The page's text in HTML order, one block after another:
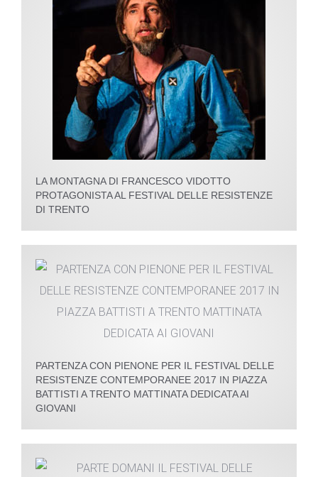
LA MONTAGNA DI FRANCESCO VIDOTTO
PROTAGONISTA AL FESTIVAL DELLE RESISTENZE
DI TRENTO
PARTENZA CON PIENONE PER IL FESTIVAL DELLE
RESISTENZE CONTEMPORANEE 2017 IN PIAZZA
BATTISTI A TRENTO MATTINATA DEDICATA AI
GIOVANI